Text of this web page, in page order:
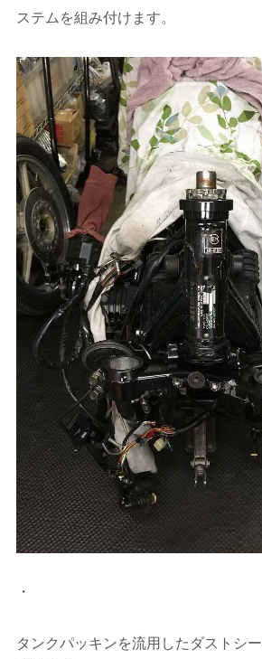
ステムを組み付けます。
・
タンクパッキンを流用したダストシ